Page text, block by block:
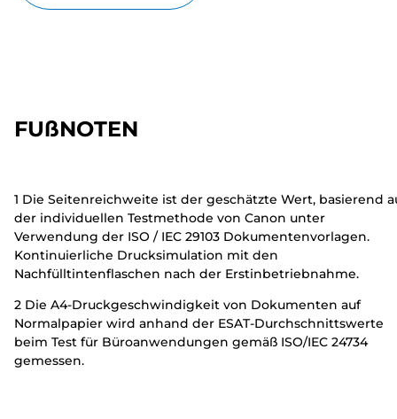
FUßNOTEN
1 Die Seitenreichweite ist der geschätzte Wert, basierend
der individuellen Testmethode von Canon unter
Verwendung der ISO / IEC 29103 Dokumentenvorlagen.
Kontinuierliche Drucksimulation mit den
Nachfülltintenflaschen nach der Erstinbetriebnahme.
2 Die A4-Druckgeschwindigkeit von Dokumenten auf
Normalpapier wird anhand der ESAT-Durchschnittswerte
beim Test für Büroanwendungen gemäß ISO/IEC 24734
gemessen.